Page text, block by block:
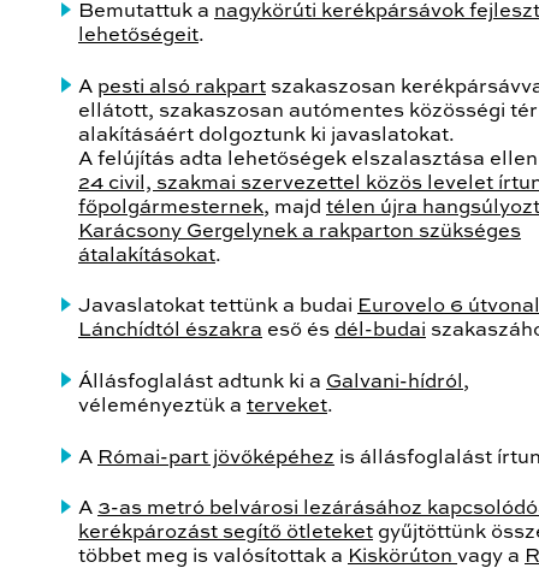
Bemutattuk a nagykörúti kerékpársávok
lehetőségeit.
A pesti alsó rakpart szakaszosan
ellátott, szakaszosan autómentes közösségi
alakításáért dolgoztunk ki javaslatokat.
A felújítás adta lehetőségek elszalasztása
24 civil, szakmai szervezettel közös levelet
főpolgármesternek, majd télen újra
Karácsony Gergelynek a rakparton szükséges
átalakításokat.
Javaslatokat tettünk a budai Eurovelo 6 útvonal
Lánchídtól északra eső és dél-budai
Állásfoglalást adtunk ki a Galvani-hídról ,
véleményeztük a terveket.
A Római-part jövőképéhez is állásfoglalást
A 3-as metró belvárosi lezárásához
kerékpározást segítő ötleteket gyűjtöttünk
többet meg is valósítottak a Kiskörúton vagy a